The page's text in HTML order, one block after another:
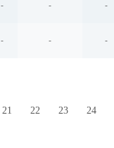
- - -
- - -
21 22 23 24